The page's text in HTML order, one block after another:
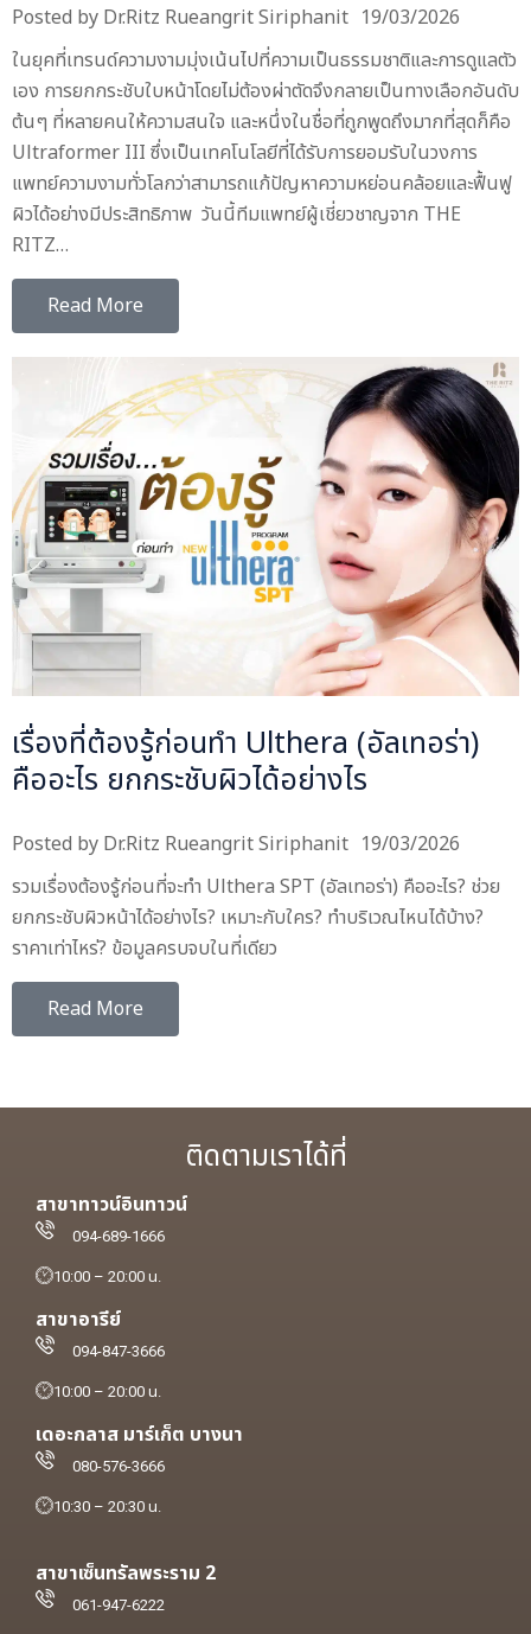
Posted by Dr.Ritz Rueangrit Siriphanit 19/03/2026
ในยุคที่เทรนด์ความงามมุ่งเน้นไปที่ความเป็นธรรมชาติและการดูแลตัว
เอง การยกกระชับใบหน้าโดยไม่ต้องผ่าตัดจึงกลายเป็นทางเลือกอันดับ
ต้นๆ ที่หลายคนให้ความสนใจ และหนึ่งในชื่อที่ถูกพูดถึงมากที่สุดก็คือ
Ultraformer III ซึ่งเป็นเทคโนโลยีที่ได้รับการยอมรับในวงการ
แพทย์ความงามทั่วโลกว่าสามารถแก้ปัญหาความหย่อนคล้อยและฟื้นฟู
ผิวได้อย่างมีประสิทธิภาพ วันนี้ทีมแพทย์ผู้เชี่ยวชาญจาก THE
RITZ…
Read More
เรื่องที่ต้องรู้ก่อนทำ Ulthera (อัลเทอร่า)
คืออะไร ยกกระชับผิวได้อย่างไร
Posted by Dr.Ritz Rueangrit Siriphanit 19/03/2026
รวมเรื่องต้องรู้ก่อนที่จะทำ Ulthera SPT (อัลเทอร่า) คืออะไร? ช่วย
ยกกระชับผิวหน้าได้อย่างไร? เหมาะกับใคร? ทำบริเวณไหนได้บ้าง?
ราคาเท่าไหร่? ข้อมูลครบจบในที่เดียว
Read More
ติดตามเราได้ที่
สาขาทาวน์อินทาวน์
094-689-1666
10:00 – 20:00 น.
สาขาอารีย์
094-847-3666
10:00 – 20:00 น.
เดอะกลาส มาร์เก็ต บางนา
080-576-3666
10:30 – 20:30 น.
สาขาเซ็นทรัลพระราม 2
061-947-6222